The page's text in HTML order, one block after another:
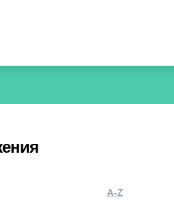
меню
A-Z